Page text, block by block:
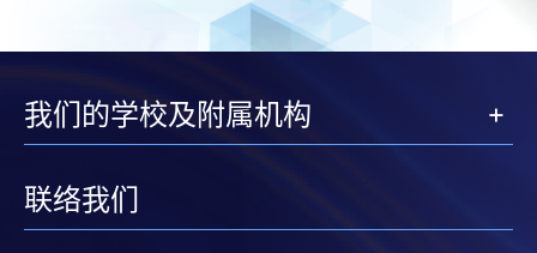
我们的学校及附属机构
联络我们